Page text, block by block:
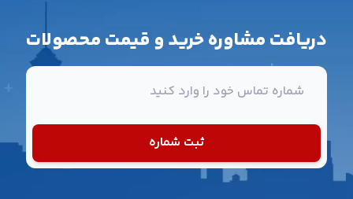
دریافت مشاوره خرید و قیمت محصولات
شماره تماس
ثبت شماره